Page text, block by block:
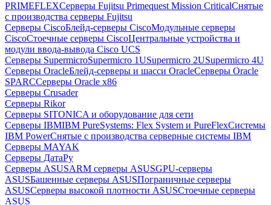
PRIMEFLEXСерверы Fujitsu Primequest Mission CriticalСнятые
с производства серверы Fujitsu
Серверы CiscoБлейд-серверы CiscoМодульные серверы
CiscoСтоечные серверы CiscoЦентральные устройства и
модули ввода-вывода Cisco UCS
Серверы SupermicroSupermicro 1USupermicro 2USupermicro 4U
Серверы OracleБлейд-серверы и шасси OracleСерверы Oracle
SPARCСерверы Oracle x86
Серверы Crusader
Серверы Rikor
Серверы SITONICA и оборудование для сети
Серверы IBMIBM PureSystems: Flex System и PureFlexСистемы
IBM PowerСнятые с производства серверные системы IBM
Серверы MAYAK
Серверы ДатаРу
Серверы ASUSARM серверы ASUSGPU-серверы
ASUSБашенные серверы ASUSПограничные серверы
ASUSСерверы высокой плотности ASUSСтоечные серверы
ASUS